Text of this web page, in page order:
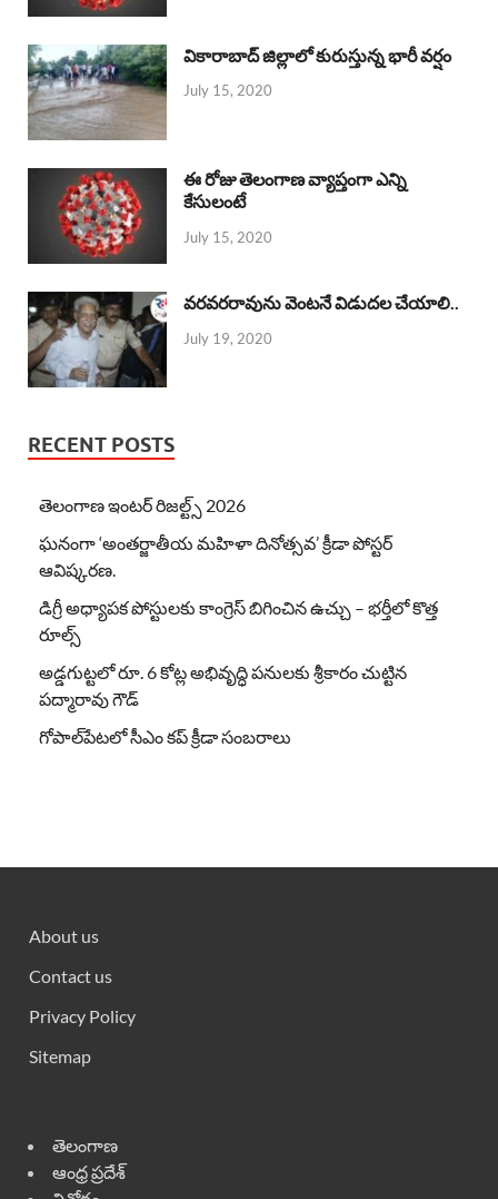
వికారాబాద్ జిల్లాలో కురుస్తున్న భారీ వర్షం
July 15, 2020
ఈ రోజు తెలంగాణ వ్యాప్తంగా ఎన్ని
కేసులంటే
July 15, 2020
వరవరరావును వెంటనే విడుదల చేయాలి..
July 19, 2020
RECENT POSTS
తెలంగాణ ఇంటర్ రిజల్ట్స్ 2026
ఘనంగా ‘అంతర్జాతీయ మహిళా దినోత్సవ’ క్రీడా పోస్టర్
ఆవిష్కరణ.
డిగ్రీ అధ్యాపక పోస్టులకు కాంగ్రెస్ బిగించిన ఉచ్చు – భర్తీలో కొత్త
రూల్స్
అడ్డగుట్టలో రూ. 6 కోట్ల అభివృద్ధి పనులకు శ్రీకారం చుట్టిన
పద్మారావు గౌడ్
గోపాల్‌పేటలో సీఎం కప్ క్రీడా సంబరాలు
About us
Contact us
Privacy Policy
Sitemap
తెలంగాణ
ఆంధ్ర ప్రదేశ్